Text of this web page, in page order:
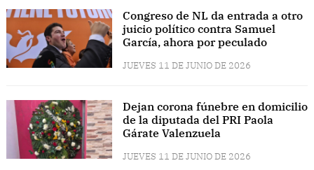
Congreso de NL da entrada a otro
juicio político contra Samuel
García, ahora por peculado
JUEVES 11 DE JUNIO DE 2026
Dejan corona fúnebre en domicilio
de la diputada del PRI Paola
Gárate Valenzuela
JUEVES 11 DE JUNIO DE 2026